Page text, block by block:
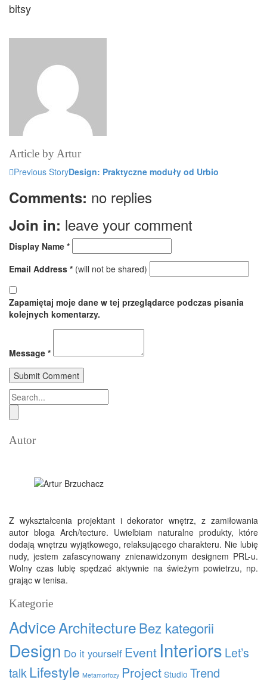
bitsy
Article byArtur
Previous StoryDesign: Praktyczne moduły od Urbio
Comments: no replies
Join in: leave your comment
Display Name *
Email Address * (will not be shared)
Zapamiętaj moje dane w tej przeglądarce podczas pisania
kolejnych komentarzy.
Message *
Autor
Z wykształcenia projektant i dekorator wnętrz, z zamiłowania
autor bloga Arch/tecture. Uwielbiam naturalne produkty, które
dodają wnętrzu wyjątkowego, relaksującego charakteru. Nie lubię
nudy, jestem zafascynowany znienawidzonym designem PRL-u.
Wolny czas lubię spędzać aktywnie na świeżym powietrzu, np.
grając w tenisa.
Kategorie
AdviceArchitectureBez kategorii
Design Do it yourself Event Interiors Let’s
talkLifestyle Metamorfozy Project Studio Trend